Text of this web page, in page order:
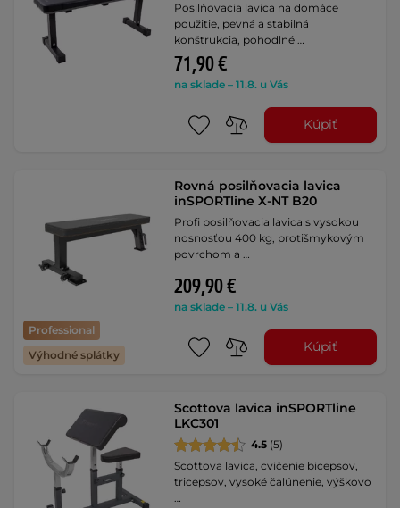
Posilňovacia lavica na domáce
použitie, pevná a stabilná
konštrukcia, pohodlné …
71,90 €
na sklade – 11.8. u Vás
Kúpiť
Professional
Výhodné splátky
Rovná posilňovacia lavica
inSPORTline X-NT B20
Profi posilňovacia lavica s vysokou
nosnosťou 400 kg, protišmykovým
povrchom a …
209,90 €
na sklade – 11.8. u Vás
Kúpiť
Scottova lavica inSPORTline
LKC301
4.5 (5)
Scottova lavica, cvičenie bicepsov,
tricepsov, vysoké čalúnenie, výškovo